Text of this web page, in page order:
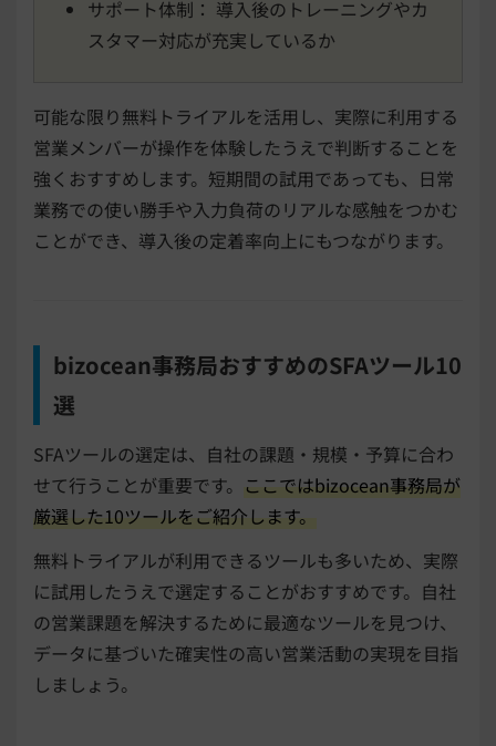
サポート体制： 導入後のトレーニングやカ
スタマー対応が充実しているか
可能な限り無料トライアルを活用し、実際に利用する
営業メンバーが操作を体験したうえで判断することを
強くおすすめします。短期間の試用であっても、日常
業務での使い勝手や入力負荷のリアルな感触をつかむ
ことができ、導入後の定着率向上にもつながります。
bizocean事務局おすすめのSFAツール10
選
SFAツールの選定は、自社の課題・規模・予算に合わ
せて行うことが重要です。 ここではbizocean事務局が
厳選した10ツールをご紹介します。
無料トライアルが利用できるツールも多いため、実際
に試用したうえで選定することがおすすめです。自社
の営業課題を解決するために最適なツールを見つけ、
データに基づいた確実性の高い営業活動の実現を目指
しましょう。